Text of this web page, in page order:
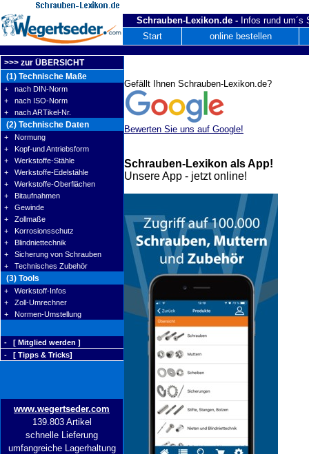
Schrauben-Lexikon.de - Infos rund um´s
Start
online bestellen
>>> zur ÜBERSICHT
(1) Technische Maße
+ nach DIN-Norm
+ nach ISO-Norm
+ nach ARTikel-Nr.
(2) Technische Daten
+ Normung
+ Kopf-und Antriebsform
+ Werkstoffe-Stähle
+ Werkstoffe-Edelstähle
+ Werkstoffe-Oberflächen
+ Bitaufnahmen
+ Gewinde
+ Zollmaße
+ Korrosionsschutz
+ Blindniettechnik
+ Sicherung von Schrauben
+ Technisches Zubehör
(3) Tools
+ Werkstoff-Infos
+ Zoll-Umrechner
+ Normen-Umstellung
- [ Mitglied werden ]
- [ Tipps & Tricks]
www.wegertseder.com
139.803 Artikel
schnelle Lieferung
umfangreiche Lagerhaltung
Gefällt Ihnen Schrauben-Lexikon.de?
Bewerten Sie uns auf Google!
Schrauben-Lexikon als App!
Unsere App - jetzt online!